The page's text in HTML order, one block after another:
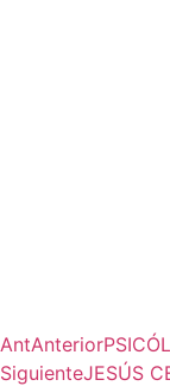
AntAnterior
SiguienteJESÚS